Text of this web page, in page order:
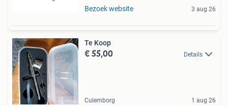
Bezoek website 3 aug 26
Te Koop
€ 55,00 Details
Culemborg 1 aug 26